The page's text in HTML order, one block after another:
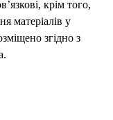
крім того,
матеріалів у
згідно з